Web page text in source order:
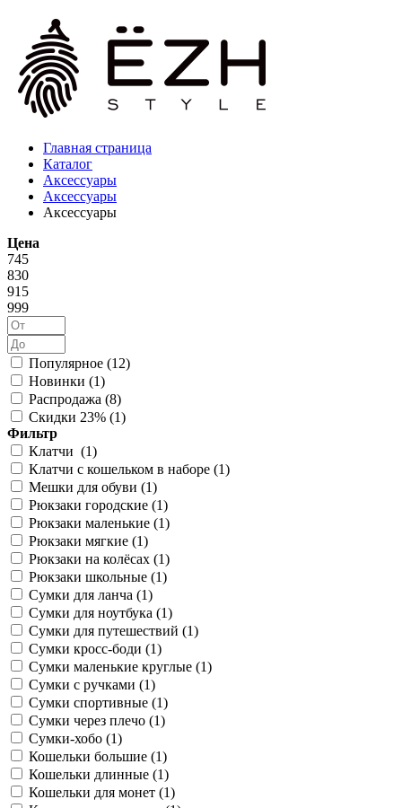
Главная страница
Каталог
Аксессуары
Аксессуары
Аксессуары
Цена
745
830
915
999
Популярное (12)
Новинки (1)
Распродажа (8)
Скидки 23% (1)
Фильтр
Клатчи (1)
Клатчи с кошельком в наборе (1)
Мешки для обуви (1)
Рюкзаки городские (1)
Рюкзаки маленькие (1)
Рюкзаки мягкие (1)
Рюкзаки на колёсах (1)
Рюкзаки школьные (1)
Сумки для ланча (1)
Сумки для ноутбука (1)
Сумки для путешествий (1)
Сумки кросс-боди (1)
Сумки маленькие круглые (1)
Сумки с ручками (1)
Сумки спортивные (1)
Сумки через плечо (1)
Сумки-хобо (1)
Кошельки большие (1)
Кошельки длинные (1)
Кошельки для монет (1)